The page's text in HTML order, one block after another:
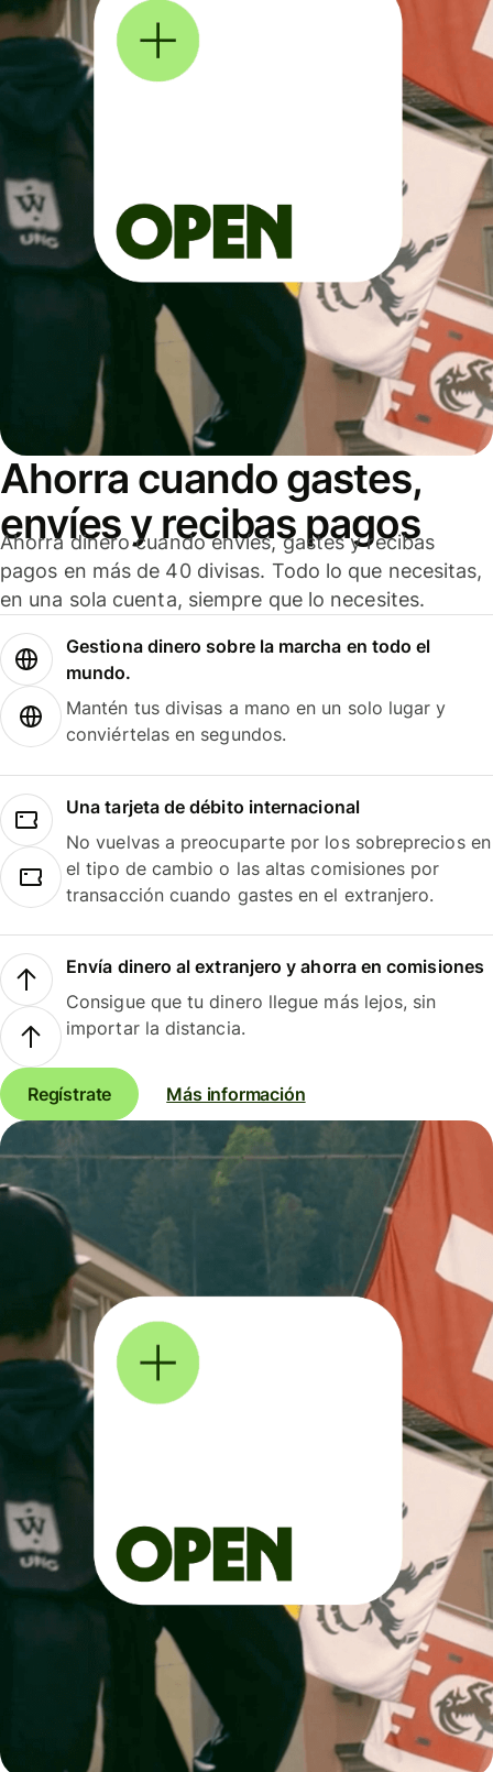
Ahorra cuando gastes,
envíes y recibas pagos
Ahorra dinero cuando envíes, gastes y recibas
pagos en más de 40 divisas. Todo lo que necesitas,
en una sola cuenta, siempre que lo necesites.
Gestiona dinero sobre la marcha en todo el
mundo.
Mantén tus divisas a mano en un solo lugar y
conviértelas en segundos.
Una tarjeta de débito internacional
No vuelvas a preocuparte por los sobreprecios en
el tipo de cambio o las altas comisiones por
transacción cuando gastes en el extranjero.
Envía dinero al extranjero y ahorra en comisiones
Consigue que tu dinero llegue más lejos, sin
importar la distancia.
Regístrate Más información